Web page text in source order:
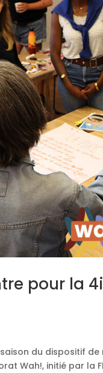
pour la
du dispositif
Wah!, initié par la